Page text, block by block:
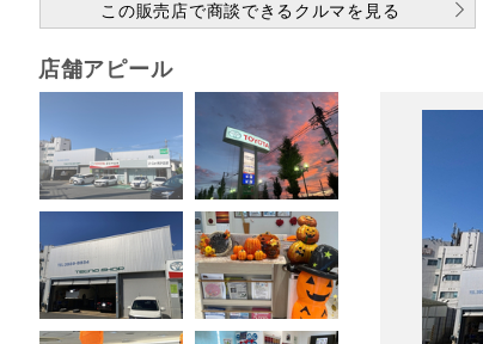
この販売店で商談できるクルマを見る
店舗アピール